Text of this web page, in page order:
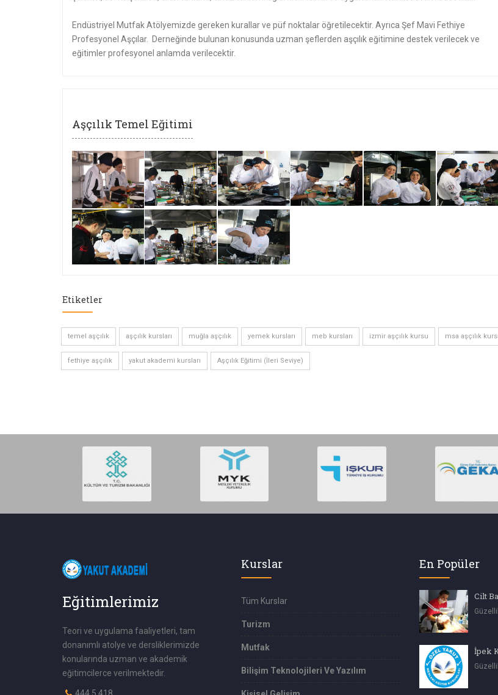
Endüstriyel Mutfak Atölyemizde gereken kurallar ve püf noktalar öğretilecektir. Ayrıca Şef Mavi Fethiye
Profesyonel Aşçılar. Derneğinde bulunan konusunda uzman şeflerden aşçılık eğitimine destek verilecek ve
eğitimler profesyonel anlamda verilecektir.
Aşçılık Temel Eğitimi
Etiketler
temel aşçılık aşçılık kursları muğla aşçılık yemek kursları meb kursları izmir aşçılık kursu msa aşçılık
fethiye aşçılık yakut akademi kursları Aşçılık Eğitimi (İleri Seviye)
Eğitimlerimiz
Teori ve uygulama faaliyetleri, tam
donanımlı atolye ve dersliklerimizde
konularında uzman ve akademik
eğitimcilerce verilmektedir.
444 5 418
Kurslar
Tüm Kurslar
Turizm
Mutfak
Bilişim Teknolojileri Ve Yazılım
En Popüler
Cilt
İpek